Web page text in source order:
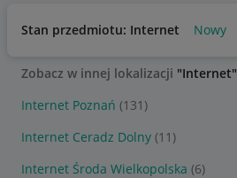
Stan przedmiotu: Internet Nowy
Zobacz w innej lokalizacji "Internet"
Internet Poznań (131)
Internet Ceradz Dolny (11)
Internet Środa Wielkopolska (6)